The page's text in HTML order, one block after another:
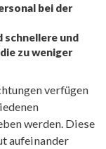
bei der
schnellere und
zu weniger
verfügen
werden. Diese
aufeinander